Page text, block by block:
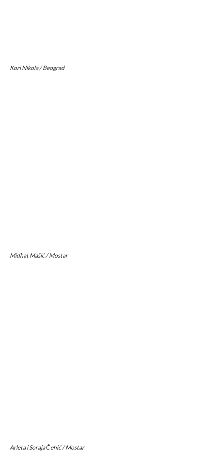
Kori Nikola / Beograd
Midhat Mašić / Mostar
Arleta i Soraja Čehić / Mostar